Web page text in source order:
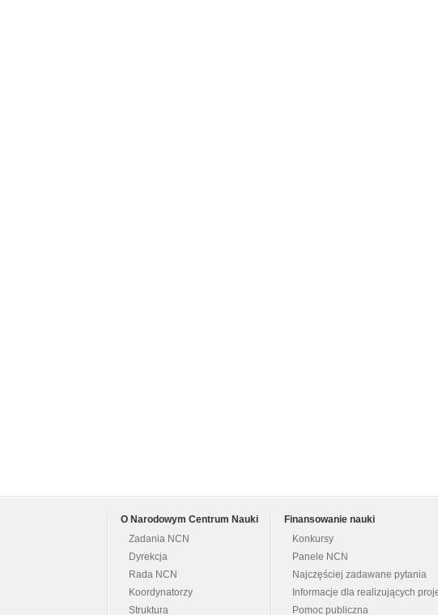
O Narodowym Centrum Nauki
Zadania NCN
Dyrekcja
Rada NCN
Koordynatorzy
Struktura
Finansowanie nauki
Konkursy
Panele NCN
Najczęściej zadawane pytania
Informacje dla realizujących
Pomoc publiczna